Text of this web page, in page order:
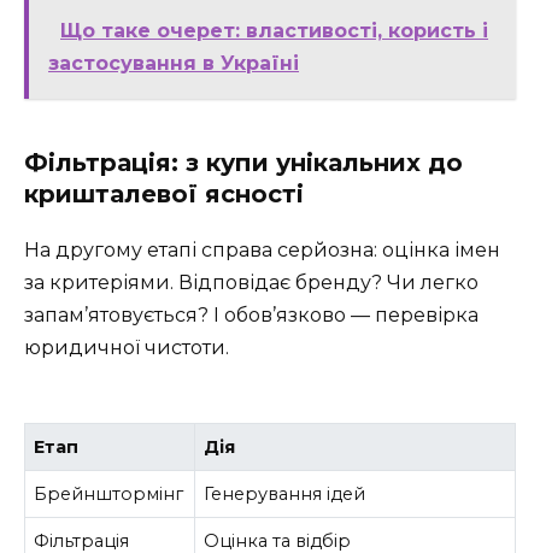
Що таке очерет: властивості, користь і
застосування в Україні
Фільтрація: з купи унікальних до
кришталевої ясності
На другому етапі справа серйозна: оцінка імен
за критеріями. Відповідає бренду? Чи легко
запам’ятовується? І обов’язково — перевірка
юридичної чистоти.
Етап Дія
Брейнштормінг Генерування ідей
Фільтрація Оцінка та відбір